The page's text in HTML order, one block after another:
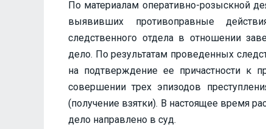
По материалам оперативно-розыскной
выявивших противоправные
следственного отдела в отношении
дело. По результатам проведенных
на подтверждение ее причастности к
совершении трех эпизодов
(получение взятки). В настоящее время
дело направлено в суд.